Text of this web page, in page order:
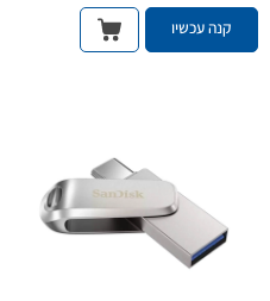
קנה עכשיו